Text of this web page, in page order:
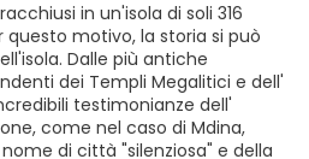
in un'isola di soli 316
motivo, la storia si può
Dalle più antiche
dei Templi Megalitici e dell'
testimonianze dell'
come nel caso di Mdina,
di città "silenziosa" e della